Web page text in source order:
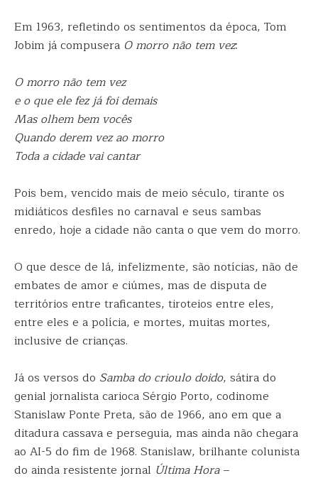
Em 1963, refletindo os sentimentos da época, Tom
Jobim já compusera O morro não tem vez:
O morro não tem vez
e o que ele fez já foi demais
Mas olhem bem vocês
Quando derem vez ao morro
Toda a cidade vai cantar
Pois bem, vencido mais de meio século, tirante os
midiáticos desfiles no carnaval e seus sambas
enredo, hoje a cidade não canta o que vem do morro.
O que desce de lá, infelizmente, são notícias, não de
embates de amor e ciúmes, mas de disputa de
territórios entre traficantes, tiroteios entre eles,
entre eles e a polícia, e mortes, muitas mortes,
inclusive de crianças.
Já os versos do Samba do crioulo doido, sátira do
genial jornalista carioca Sérgio Porto, codinome
Stanislaw Ponte Preta, são de 1966, ano em que a
ditadura cassava e perseguia, mas ainda não chegara
ao AI-5 do fim de 1968. Stanislaw, brilhante colunista
do ainda resistente jornal Última Hora–